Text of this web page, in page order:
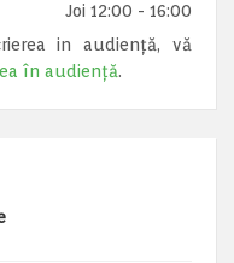
Joi 12:00 - 16:00
in audiență, vă
în audiență.